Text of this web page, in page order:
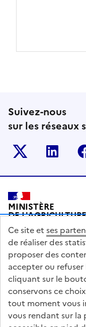
Suivez-nous
sur les réseaux
Le Le
Pied de page
MINISTÈRE
DE
DE L'AGRO-
ET DE LA
ALIMENTAIRE
legifrance.gouv.fr
service-public.gouv.fr
Ce site et ses
de réaliser des
proposer des
accepter ou
cliquant sur le
conservons ce
tout moment vous
vous rendant sur la